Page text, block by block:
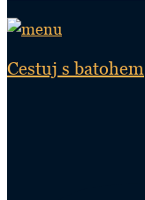
Cestuj s batohem